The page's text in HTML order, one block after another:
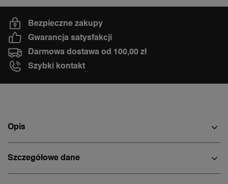
Bezpieczne zakupy
Gwarancja satysfakcji
Darmowa dostawa od 100,00 zł
Szybki kontakt
Opis
Szczegółowe dane